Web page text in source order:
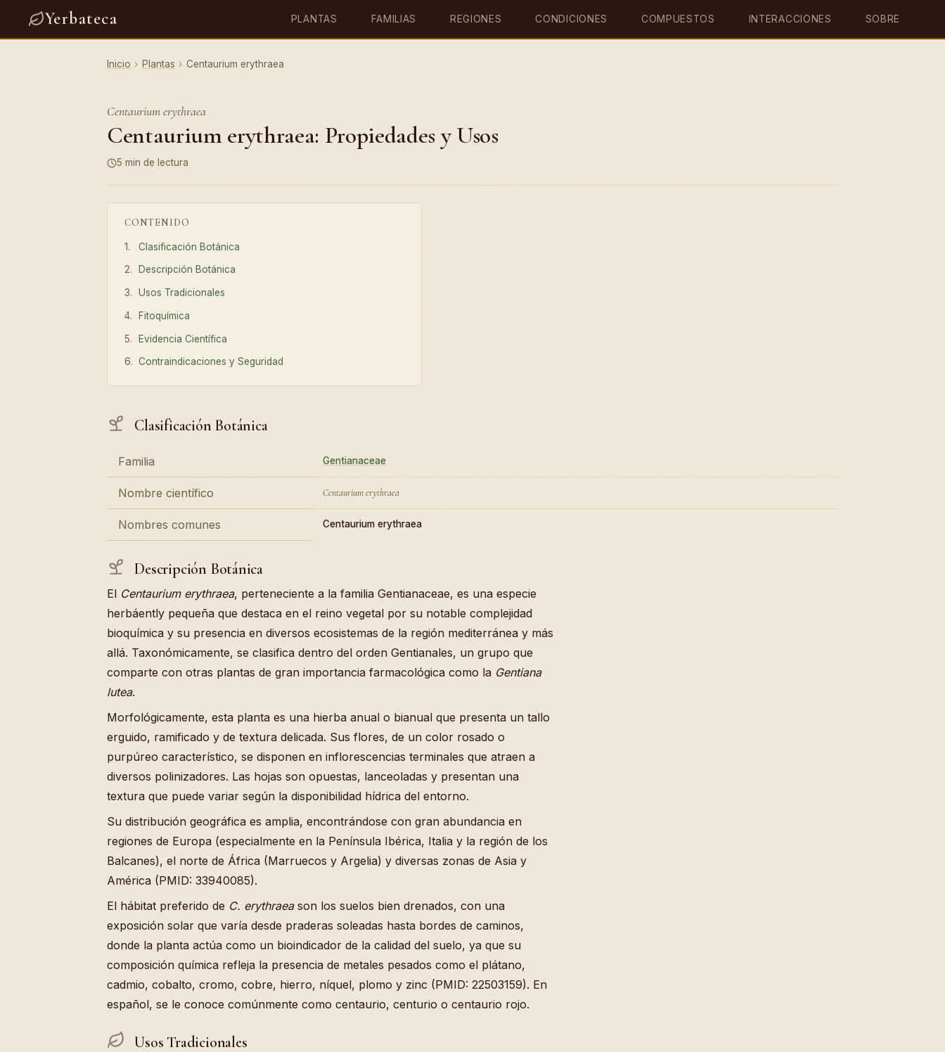
Yerbateca PLANTAS FAMILIAS REGIONES CONDICIONES COMPUESTOS INTERACCIONES SOBRE
Inicio › Plantas › Centaurium erythraea
Centaurium erythraea
Centaurium erythraea: Propiedades y Usos
5 min de lectura
CONTENIDO
Clasificación Botánica
Descripción Botánica
Usos Tradicionales
Fitoquímica
Evidencia Científica
Contraindicaciones y Seguridad
Clasificación Botánica
Familia Gentianaceae
Nombre científico Centaurium erythraea
Nombres comunes Centaurium erythraea
Descripción Botánica
El Centaurium erythraea, perteneciente a la familia Gentianaceae, es una especie
herbáently pequeña que destaca en el reino vegetal por su notable complejidad
bioquímica y su presencia en diversos ecosistemas de la región mediterránea y más
allá. Taxonómicamente, se clasifica dentro del orden Gentianales, un grupo que
comparte con otras plantas de gran importancia farmacológica como la Gentiana
lutea.
Morfológicamente, esta planta es una hierba anual o bianual que presenta un tallo
erguido, ramificado y de textura delicada. Sus flores, de un color rosado o
purpúreo característico, se disponen en inflorescencias terminales que atraen a
diversos polinizadores. Las hojas son opuestas, lanceoladas y presentan una
textura que puede variar según la disponibilidad hídrica del entorno.
Su distribución geográfica es amplia, encontrándose con gran abundancia en
regiones de Europa (especialmente en la Península Ibérica, Italia y la región de los
Balcanes), el norte de África (Marruecos y Argelia) y diversas zonas de Asia y
América (PMID: 33940085).
El hábitat preferido de C. erythraeason los suelos bien drenados, con una
exposición solar que varía desde praderas soleadas hasta bordes de caminos,
donde la planta actúa como un bioindicador de la calidad del suelo, ya que su
composición química refleja la presencia de metales pesados como el plátano,
cadmio, cobalto, cromo, cobre, hierro, níquel, plomo y zinc (PMID: 22503159). En
español, se le conoce comúnmente como centaurio, centurio o centaurio rojo.
Usos Tradicionales